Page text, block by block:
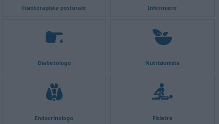
Fisioterapista posturale Infermiere
Diabetologo Nutrizionista
Endocrinologo Fisiatra